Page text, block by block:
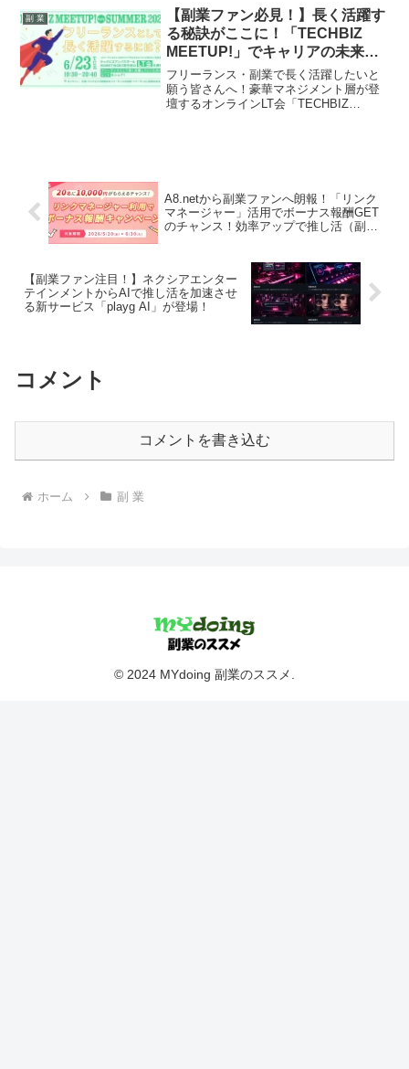
プロジェクトに参画。AI活用や経営管
理、新規事業開発といった最前線の経験
を通じて、個人の成長とスタートアップ
の事業成長を後押しします。
副 業
【副業ファン必見！】長く活躍す
る秘訣がここに！「TECHBIZ
MEETUP!」でキャリアの未来を
拓こう！
フリーランス・副業で長く活躍したいと
願う皆さんへ！豪華マネジメント層が登
壇するオンラインLT会「TECHBIZ
A8.netから副業ファンへ朗報！「リンク
マネージャー」活用でボーナス報酬GET
のチャンス！効率アップで推し活（副
【副業ファン注目！】ネクシアエンター
テインメントからAIで推し活を加速させ
る新サービス「playg AI」が登場！
コメント
コメントを書き込む
ホーム 副 業
© 2024 MYdoing 副業のススメ.